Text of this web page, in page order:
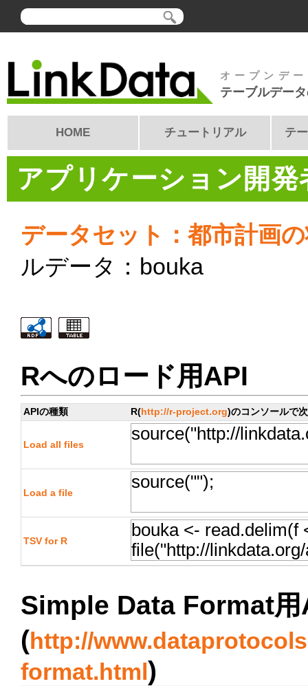
オープンデ
テーブルデー
HOME チュートリアル テ
アプリケーション開
データセット：都市計画
ルデータ：bouka
Rへのロード用API
APIの種類 R(http://r-project.org)のコンソールで
Load all files
Load a file
TSV for R
Simple Data Format用
(http://
format.html)